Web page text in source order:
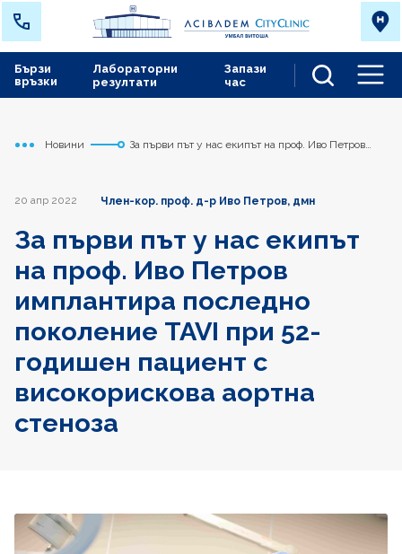
Лабораторни
резултати
Запази
час
Бързи
връзки
Начало
Сърдечно съдов център
Новини
За първи път у нас екипът на проф. Иво Петров
20 апр 2022 Член-кор. проф. д-р Иво Петров, дмн
За първи път у нас екипът
на проф. Иво Петров
имплантира последно
поколение TAVI при 52-
годишен пациент с
високорискова аортна
стеноза